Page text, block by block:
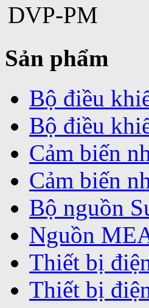
Sản phẩm
Bộ điều
Bộ điều
Cảm biến
Cảm biến
Bộ nguồn
Nguồn
Thiết bị
Thiết bị